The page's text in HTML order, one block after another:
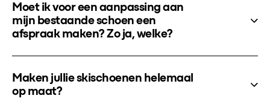
Moet ik voor een aanpassing aan
mijn bestaande schoen een
afspraak maken? Zo ja, welke?
Maken jullie skischoenen helemaal
op maat?